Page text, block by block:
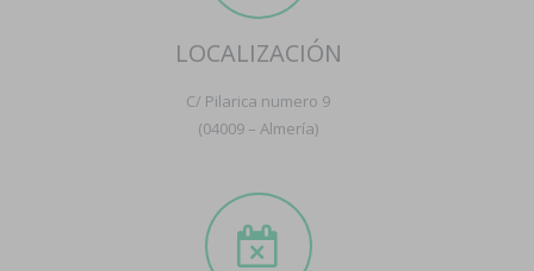
LOCALIZACIÓN
C/ Pilarica numero 9
(04009 – Almería)